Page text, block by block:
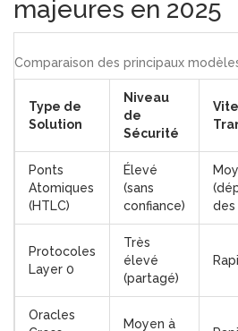
majeures en 2025
Comparaison des principaux
Type de
Solution
Niveau
de
Sécurité
Ponts
Atomiques
(HTLC)
Élevé
(sans
confiance)
des
Protocoles
Layer 0
Très
élevé
(partagé)
Oracles
Moyen à